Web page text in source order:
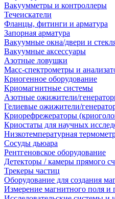
Вакуумметры и контроллеры
Течеискатели
Фланцы, фитинги и арматура
Запорная арматура
Вакуумные окна/двери и
Вакуумные аксессуары
Азотные ловушки
Масс-спектрометры и
Криогенное оборудование
Криомагнитные системы
Азотные ожижители/
Гелиевые ожижители/
Криорефрежераторы
Криостаты для научных
Низкотемпературная
Сосуды дьюара
Рентгеновское оборудование
Детекторы / камеры прямого
Трекеры частиц
Оборудование для создания
Измерение магнитного поля и